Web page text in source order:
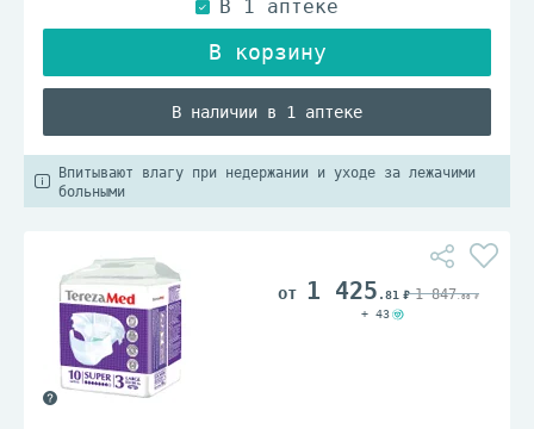
В наличии в 1 аптеке
Впитывают влагу при недержании и уходе за лежачими
больными
1 425 .81 1 847.00
+ 43